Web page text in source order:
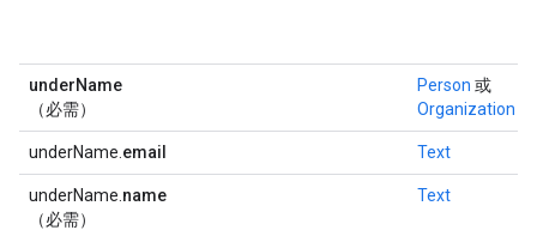
underName
（必需）
Person 或
Organization
underName. email Text
underName. name
（必需）
Text